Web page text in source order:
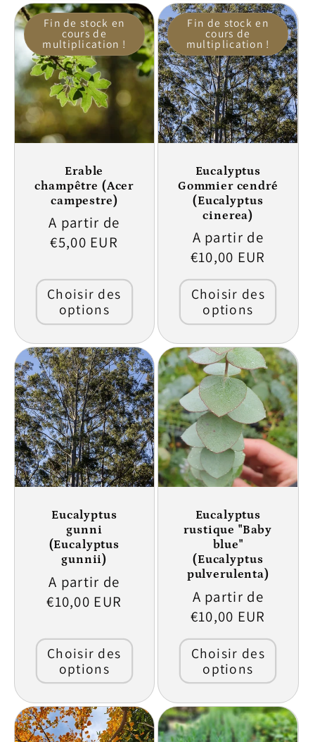
Fin de stock en
cours de
multiplication !
Erable
champêtre (Acer
campestre)
Prix
habituel
A partir de
€5,00 EUR
Choisir des
options
Fin de stock en
cours de
multiplication !
Eucalyptus
Gommier cendré
(Eucalyptus
cinerea)
Prix
habituel
A partir de
€10,00 EUR
Choisir des
options
Eucalyptus
gunni
(Eucalyptus
gunnii)
Prix
habituel
A partir de
€10,00 EUR
Choisir des
options
Eucalyptus
rustique "Baby
blue"
(Eucalyptus
pulverulenta)
Prix
habituel
A partir de
€10,00 EUR
Choisir des
options